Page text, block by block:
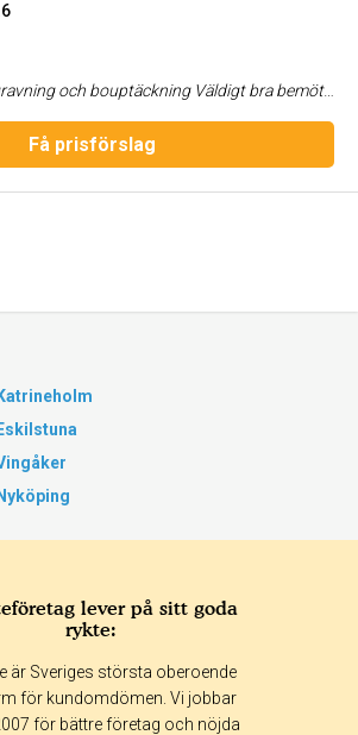
och bouptäckning Väldigt bra bemötta.
Få prisförslag
lever på sitt goda
rykte:
är Sveriges största oberoende
för kundomdömen. Vi jobbar
för bättre företag och nöjda